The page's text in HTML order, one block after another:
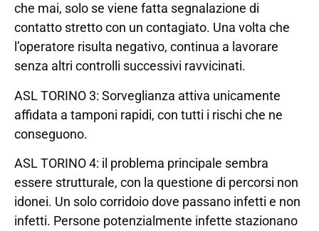
che mai, solo se viene fatta segnalazione di
contatto stretto con un contagiato. Una volta che
l’operatore risulta negativo, continua a lavorare
senza altri controlli successivi ravvicinati.
ASL TORINO 3: Sorveglianza attiva unicamente
affidata a tamponi rapidi, con tutti i rischi che ne
conseguono.
ASL TORINO 4: il problema principale sembra
essere strutturale, con la questione di percorsi non
idonei. Un solo corridoio dove passano infetti e non
infetti. Persone potenzialmente infette stazionano